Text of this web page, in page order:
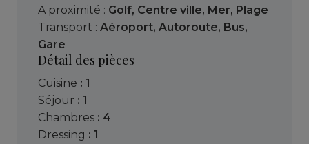
A proximité : Golf, Centre ville, Mer, Plage
Transport : Aéroport, Autoroute, Bus,
Gare
Détail des pièces
cuisine : 1
séjour : 1
chambres : 4
dressing : 1